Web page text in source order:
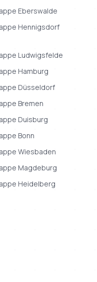
Eberswalde
Hennigsdorf
Ludwigsfelde
Hamburg
Düsseldorf
Bremen
Duisburg
Bonn
Wiesbaden
Magdeburg
Heidelberg